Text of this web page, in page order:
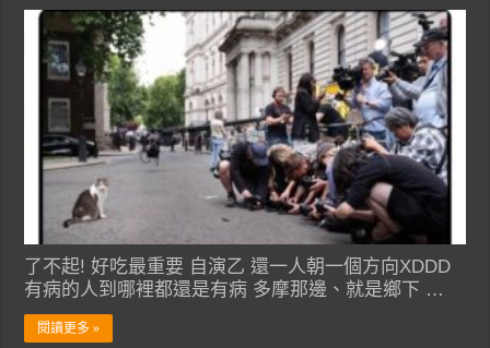
了不起! 好吃最重要 自演乙 還一人朝一個方向XDDD
有病的人到哪裡都還是有病 多摩那邊、就是鄉下 …
閱讀更多 »